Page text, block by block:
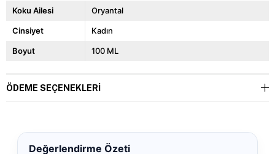
Koku Ailesi Oryantal
Cinsiyet Kadın
Boyut 100 ML
ÖDEME SEÇENEKLERI
Değerlendirme Özeti